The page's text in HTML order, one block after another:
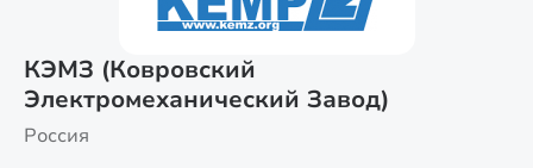
КЭМЗ (Ковровский
Электромеханический Завод)
Россия